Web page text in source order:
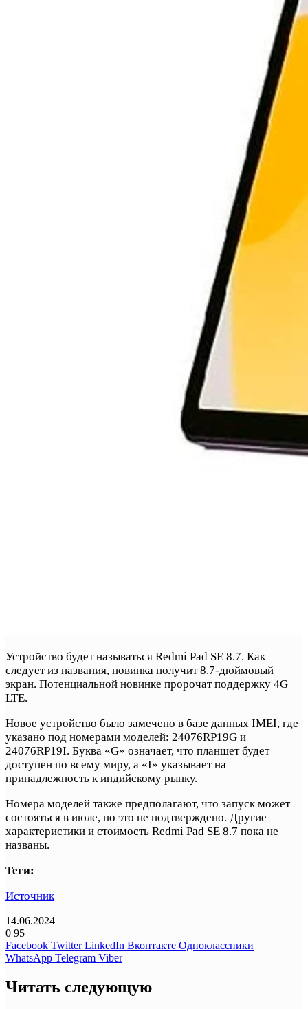
Устройство будет называться Redmi Pad SE 8.7. Как
следует из названия, новинка получит 8.7-дюймовый
экран. Потенциальной новинке пророчат поддержку 4G
LTE.
Новое устройство было замечено в базе данных IMEI, где
указано под номерами моделей: 24076RP19G и
24076RP19I. Буква «G» означает, что планшет будет
доступен по всему миру, а «I» указывает на
принадлежность к индийскому рынку.
Номера моделей также предполагают, что запуск может
состояться в июле, но это не подтверждено. Другие
характеристики и стоимость Redmi Pad SE 8.7 пока не
названы.
Теги:
Источник
14.06.2024
0 95
Facebook Twitter LinkedIn Вконтакте Одноклассники
WhatsApp Telegram Viber
Читать следующую